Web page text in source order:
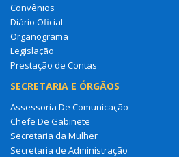
Convênios
Diário Oficial
Organograma
Legislação
Prestação de Contas
SECRETARIA E ÓRGÃOS
Assessoria De Comunicação
Chefe De Gabinete
Secretaria da Mulher
Secretaria de Administração